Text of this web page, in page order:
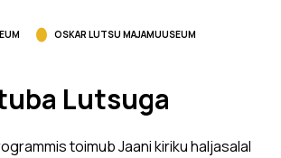
OSKAR LUTSU MAJAMUUSEUM
Lutsuga
toimub Jaani kiriku haljasalal